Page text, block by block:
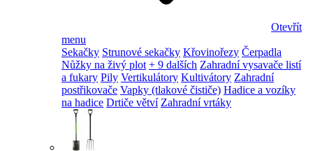
Otevřít
menu
Sekačky Strunové sekačky Křovinořezy Čerpadla
Nůžky na živý plot + 9 dalších Zahradní vysavače listí
a fukary Pily Vertikulátory Kultivátory Zahradní
postřikovače Vapky (tlakové čističe) Hadice a vozíky
na hadice Drtiče větví Zahradní vrtáky